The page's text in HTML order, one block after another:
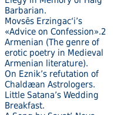
Barbarian.
Movsēs Erzingac‘i’s
«Advice on Confession».2
Armenian (The genre of
erotic poetry in Medieval
Armenian literature).
On Eznik’s refutation of
Chaldæan Astrologers.
Little Satana’s Wedding
Breakfast.